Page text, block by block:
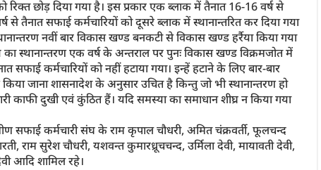
रिक्त छोड़ दिया गया है। इस प्रकार एक ब्लाक में तैनात 16-16 वर्ष से
से तैनात सफाई कर्मचारियों को दूसरे ब्लाक में स्थानान्तरित कर दिया गया
नवीं बार विकास खण्ड बनकटी से विकास खण्ड हर्रैया किया गया
स्थानान्तरण एक वर्ष के अन्तराल पर पुनः विकास खण्ड विक्रमजोत में
कर्मचारियों को नहीं हटाया गया। इन्हें हटाने के लिए बार-बार
जाना शासनादेश के अनुसार उचित है किन्तु जो भी स्थानान्तरण हो
काफी दुखी एवं कुंठित हैं। यदि समस्या का समाधान शीघ्र न किया गया
सफाई कर्मचारी संघ के राम कृपाल चौधरी, अमित चंक्रवर्ती, फूलचन्द
राम सुरेश चौधरी, यशवन्त कुमारध्रूचचन्द, उर्मिला देवी, मायावती देवी,
आदि शामिल रहे।